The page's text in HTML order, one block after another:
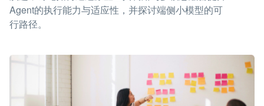
Agent的执行能力与适应性，并探讨端侧小模型的可
行路径。